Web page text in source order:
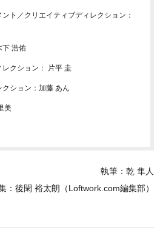
ト／クリエイティブディレクション：
下 浩佑
クション： 片平 圭
ション：加藤 あん
美
執筆：乾 隼人
：後閑 裕太朗（Loftwork.com編集部）